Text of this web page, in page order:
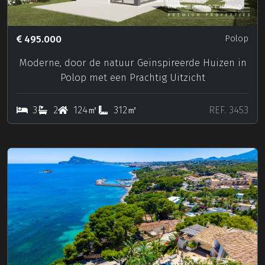
495.000 Polop
Moderne, door de natuur Geïnspireerde Huizen in
Polop met een Prachtig Uitzicht
3 2 124㎡ 312㎡ REF. 3453